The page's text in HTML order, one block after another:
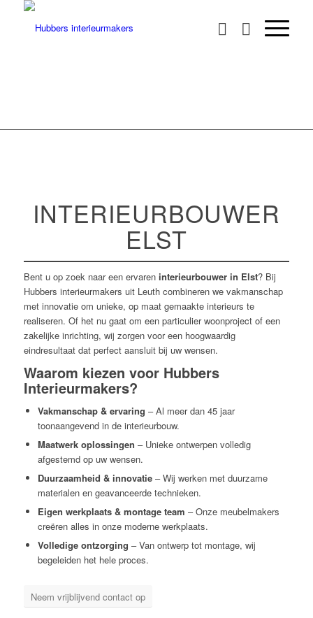
INTERIEURBOUWER
ELST
Bent u op zoek naar een ervaren interieurbouwer in Elst? Bij
Hubbers interieurmakers uit Leuth combineren we vakmanschap
met innovatie om unieke, op maat gemaakte interieurs te
realiseren. Of het nu gaat om een particulier woonproject of een
zakelijke inrichting, wij zorgen voor een hoogwaardig
eindresultaat dat perfect aansluit bij uw wensen.
Waarom kiezen voor Hubbers
Interieurmakers?
Vakmanschap & ervaring – Al meer dan 45 jaar
toonaangevend in de interieurbouw.
Maatwerk oplossingen – Unieke ontwerpen volledig
afgestemd op uw wensen.
Duurzaamheid & innovatie– Wij werken met duurzame
materialen en geavanceerde technieken.
Eigen werkplaats & montage team – Onze meubelmakers
creëren alles in onze moderne werkplaats.
Volledige ontzorging – Van ontwerp tot montage, wij
begeleiden het hele proces.
Neem vrijblijvend contact op